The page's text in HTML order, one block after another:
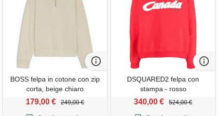
BOSS felpa in cotone con zip
corta, beige chiaro
179,00 € 249,00 €
DSQUARED2 felpa con
stampa - rosso
340,00 € 524,00 €